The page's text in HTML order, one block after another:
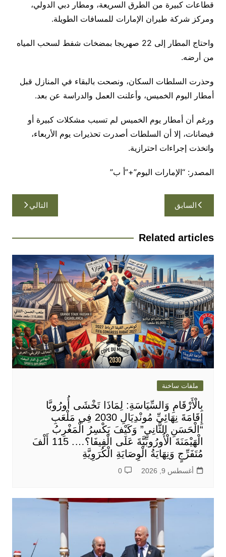
قطاعات كبيرة من الطرق السريعة، ومطار دبي الدولي،
ومركز شركة طيران الإمارات للمسافات الطويلة.
واحتاج المطار إلى 22 صهريجا بمضخات شفط لسحب المياه
من أرضه.
وحذرت السلطات السكان، ونصحت بالبقاء في المنازل قبل
أمطار اليوم الخميس، وأعلنت العمل والدراسة عن بعد.
ورغم أن أمطار يوم الخميس لم تسبب مشكلات كبيرة أو
فيضانات، إلا أن السلطات أصدرت تحذيرات يوم الأربعاء،
واتخذت إجراءات احترازية.
المصدر: “الإمارات اليوم”+”أ ب”
تصفّح
المقالات
السابق التالي
Related articles
ملفات ساخنة
بِالْأَرْقَامِ وَالسِّيَاسَةِ: لِمَاذَا تَخْشَى أُورُوبَّا
إِقَامَةَ نِهَائِيِّ مُونْدِيَالِ 2030 فِي مَلْعَبِ
“الْحَسَنِ الثَّانِي” وَكَيْفَ يَكْسِرُ الْمَغْرِبُ
الْهَيْمَنَةَ الْأُورُوبِّيَّةَ عَلَى الْفِيفَا؟…. 115 أَلْفَ
مُتَفَرِّجٍ وَنِهَايَةُ الْوِصَايَةِ الْكُرَوِيَّةِ
أغسطس 9, 2026 0